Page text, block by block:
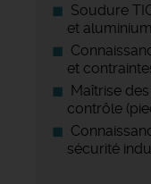
Soudure
et
et
Maîtrise
contrôle
sécurité